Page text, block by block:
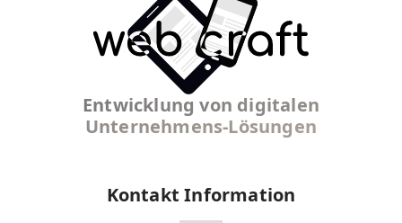
Entwicklung von digitalen
Unternehmens-Lösungen
Kontakt Information